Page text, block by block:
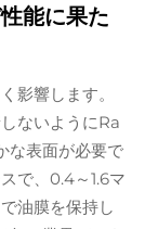
能に果た
影響します。
ないようにRa
な表面が必要で
で、0.4～1.6マ
油膜を保持し